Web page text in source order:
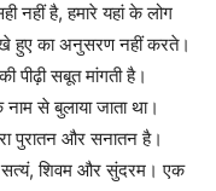
नहीं है, हमारे यहां के लोग
हुए का अनुसरण नहीं करते।
सबूत मांगती है।
से बुलाया जाता था।
पुरातन और सनातन है।
सत्यं, शिवम और सुंदरम। एक